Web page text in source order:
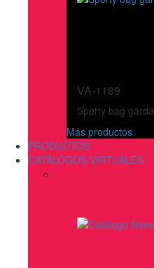
VA-1189
Sporty bag garda
Más productos
PRODUCTOS
CATÁLOGOS VIRTUALES